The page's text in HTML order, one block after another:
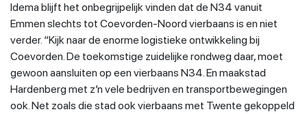
Idema blijft het onbegrijpelijk vinden dat de N34 vanuit
Emmen slechts tot Coevorden-Noord vierbaans is en niet
verder. “Kijk naar de enorme logistieke ontwikkeling bij
Coevorden. De toekomstige zuidelijke rondweg daar, moet
gewoon aansluiten op een vierbaans N34. En maakstad
Hardenberg met z’n vele bedrijven en transportbewegingen
ook. Net zoals die stad ook vierbaans met Twente gekoppeld